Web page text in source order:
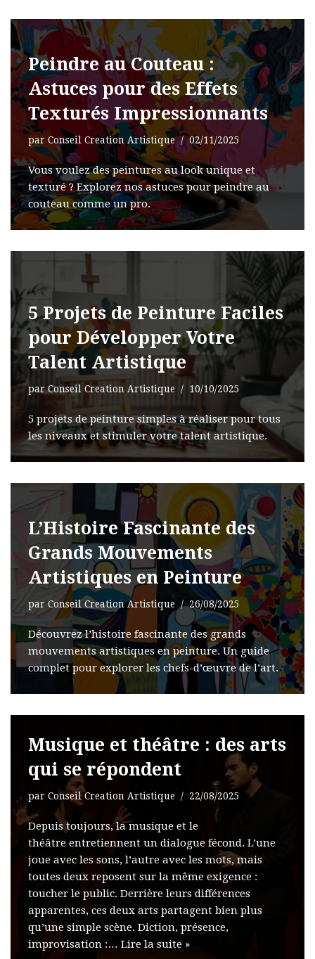
Peindre au Couteau :
Astuces pour des Effets
Texturés Impressionnants
par Conseil Creation Artistique 02/11/2025
Vous voulez des peintures au look unique et
texturé ? Explorez nos astuces pour peindre au
couteau comme un pro.
5 Projets de Peinture Faciles
pour Développer Votre
Talent Artistique
parConseil Creation Artistique 10/10/2025
5 projets de peinture simples à réaliser pour tous
les niveaux et stimuler votre talent artistique.
L’Histoire Fascinante des
Grands Mouvements
Artistiques en Peinture
par Conseil Creation Artistique 26/08/2025
Découvrez l’histoire fascinante des grands
mouvements artistiques en peinture. Un guide
complet pour explorer les chefs-d’œuvre de l’art.
Musique et théâtre : des arts
qui se répondent
par Conseil Creation Artistique 22/08/2025
Depuis toujours, la musique et le
théâtre entretiennent un dialogue fécond. L’une
joue avec les sons, l’autre avec les mots, mais
toutes deux reposent sur la même exigence :
toucher le public. Derrière leurs différences
apparentes, ces deux arts partagent bien plus
qu’une simple scène. Diction, présence,
improvisation :… Lire la suite »